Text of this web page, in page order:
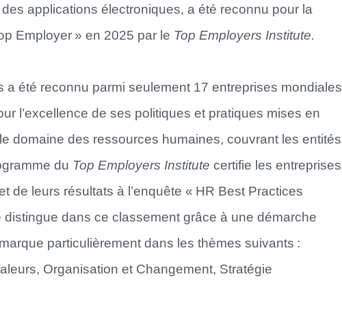
applications électroniques, a été reconnu pour la
Employer » en 2025 par le Top Employers Institute.
a été reconnu parmi seulement 17 entreprises mondiales
l’excellence de ses politiques et pratiques mises en
domaine des ressources humaines, couvrant les entités
du Top Employers Institute certifie les entreprises
de leurs résultats à l’enquête « HR Best Practices
dans ce classement grâce à une démarche
particulièrement dans les thèmes suivants :
Organisation et Changement, Stratégie